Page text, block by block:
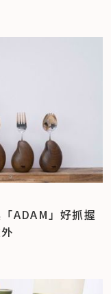
ADAM」好抓握